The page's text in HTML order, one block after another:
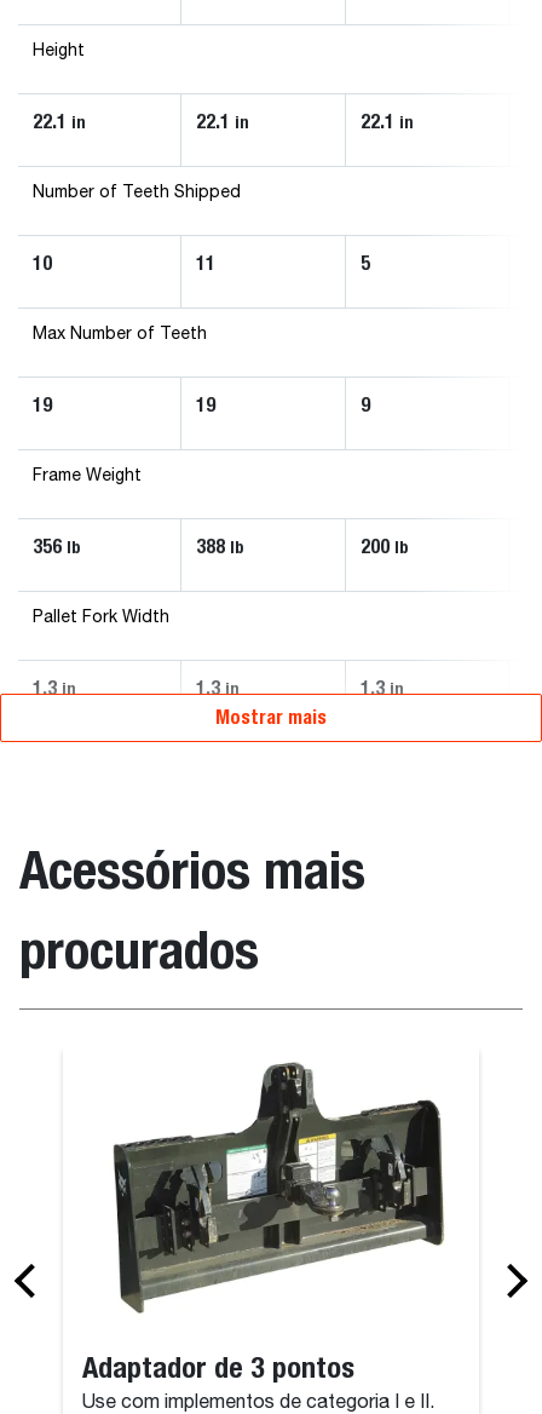
Height
22.1 in 22.1 in 22.1 in
Number of Teeth Shipped
10 11 5
Max Number of Teeth
19 19 9
Frame Weight
356 lb 388 lb 200 lb
Pallet Fork Width
1.3 in 1.3 in 1.3 in
Mostrar mais
Acessórios mais
procurados
Adaptador de 3 pontos
Use com implementos de categoria I e II.